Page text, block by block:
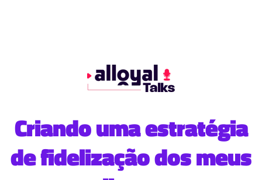
Criando uma estratégia
de fidelizaçãodos meus